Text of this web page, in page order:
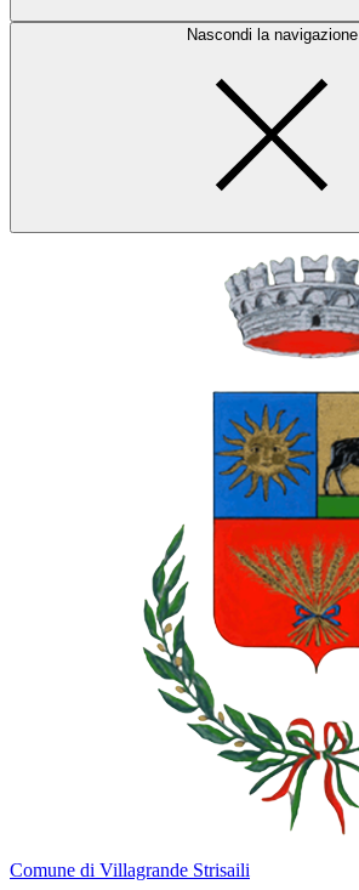
Nascondi la navigazione
Comune di Villagrande Strisaili